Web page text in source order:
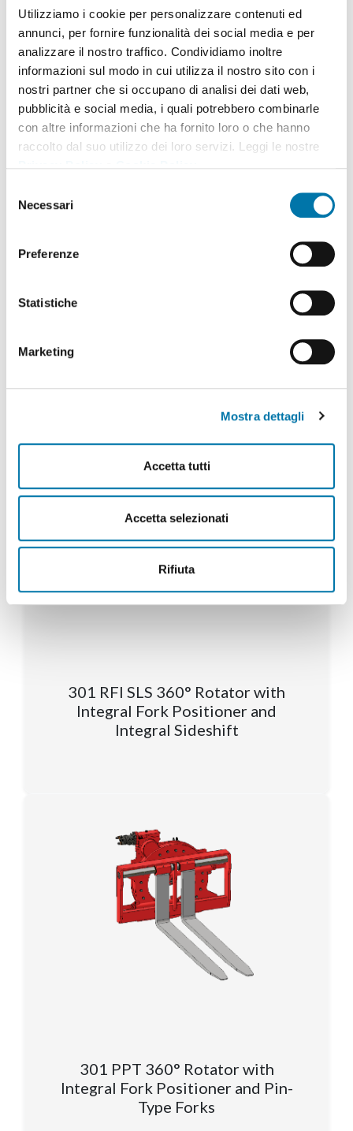
Utilizziamo i cookie per personalizzare contenuti ed
annunci, per fornire funzionalità dei social media e per
analizzare il nostro traffico. Condividiamo inoltre
informazioni sul modo in cui utilizza il nostro sito con i
nostri partner che si occupano di analisi dei dati web,
pubblicità e social media, i quali potrebbero combinarle
con altre informazioni che ha fornito loro o che hanno
raccolto dal suo utilizzo dei loro servizi. Leggi le nostre
delNecessari
Preferenze
Statistiche
Marketing
Mostra dettagli
Accetta tutti
Accetta selezionati
Rifiuta
301 RFI SLS 360° Rotator with
Integral Fork Positioner and
Integral Sideshift
301 PPT 360° Rotator with
Integral Fork Positioner and Pin-
Type Forks